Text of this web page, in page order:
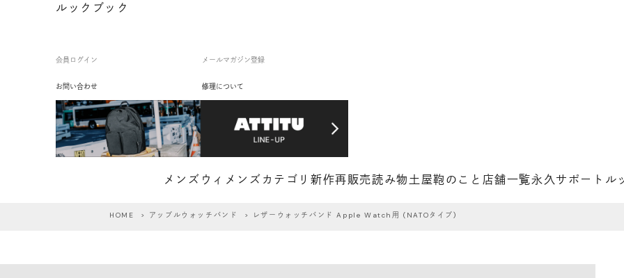
メンズ ウィメンズカテゴリ新作再販売読み物土屋鞄のこと 店舗一覧永久サポート ル
ルックブック
会員ログイン メールマガジン登録
お問い合わせ 修理について
HOME > アップルウォッチバンド > レザーウォッチバンド Apple Watch用 (NATOタイプ)